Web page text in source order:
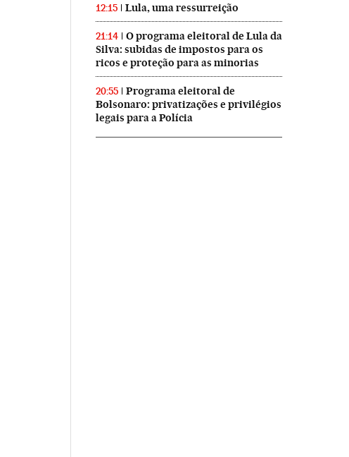
12:15 Lula, uma ressurreição
21:14
O programa eleitoral de Lula da
Silva: subidas de impostos para os
ricos e proteção para as minorias
20:55
Programa eleitoral de
Bolsonaro: privatizações e privilégios
legais para a Polícia